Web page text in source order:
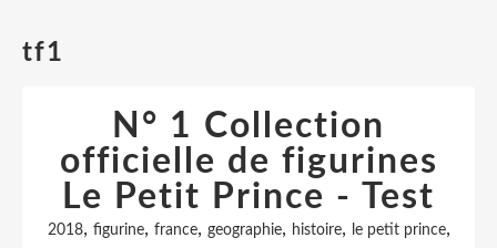
tf1
N° 1 Collection
officielle de figurines
Le Petit Prince - Test
2018, figurine, france, geographie, histoire, le petit prince,